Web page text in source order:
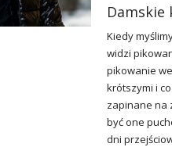
Kiedy
widzi
pikowanie
krótszymi i
zapinane na
być one
dni